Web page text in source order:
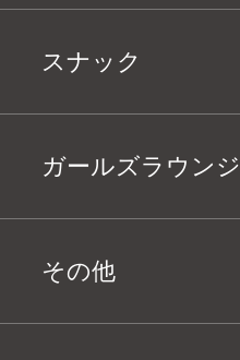
スナック
ガールズラウンジ
その他